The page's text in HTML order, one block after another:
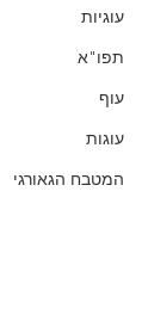
עוגיות
תפו"א
עוף
עוגות
המטבח הגאורגי